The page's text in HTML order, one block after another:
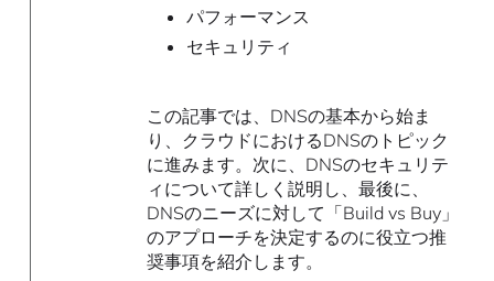
パフォーマンス
セキュリティ
この記事では、DNSの基本から始ま
り、クラウドにおけるDNSのトピック
に進みます。次に、DNSのセキュリテ
ィについて詳しく説明し、最後に、
DNSのニーズに対して「Build vs Buy」
のアプローチを決定するのに役立つ推
奨事項を紹介します。